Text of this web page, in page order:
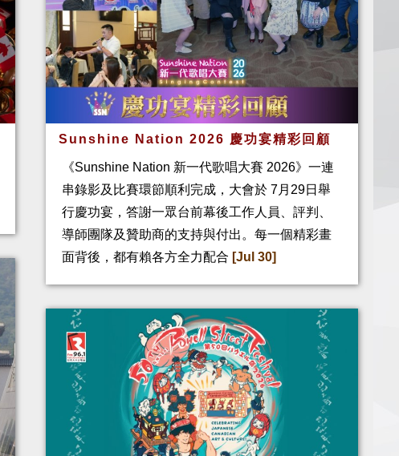
Sunshine Nation 2026 慶功宴精彩回顧
《Sunshine Nation 新一代歌唱大賽 2026》一連
串錄影及比賽環節順利完成，大會於 7月29日舉
行慶功宴，答謝一眾台前幕後工作人員、評判、
導師團隊及贊助商的支持與付出。每一個精彩畫
面背後，都有賴各方全力配合 [Jul 30]